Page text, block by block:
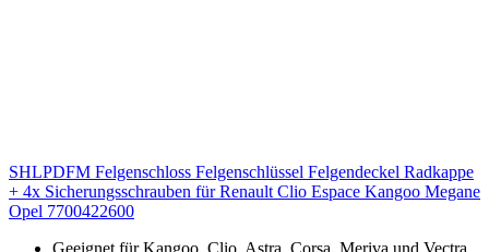
SHLPDFM Felgenschloss Felgenschlüssel Felgendeckel Radkappe
+ 4x Sicherungsschrauben für Renault Clio Espace Kangoo Megane
Opel 7700422600